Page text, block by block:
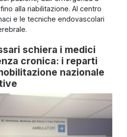
alla riabilitazione. Al centro
e le tecniche endovascolari
schiera i medici
cronica: i reparti
nazionale